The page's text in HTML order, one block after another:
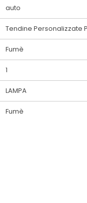
auto
Tendine Personalizzate
Fumè
1
LAMPA
Fumè